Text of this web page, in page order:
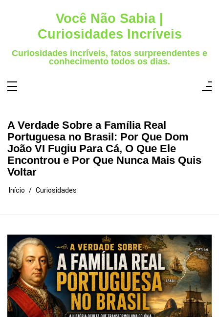
Você Não Sabia |
Curiosidades Incríveis
Curiosidades incríveis, fatos surpreendentes e
conhecimento todos os dias.
A Verdade Sobre a Família Real
Portuguesa no Brasil: Por Que Dom
João VI Fugiu Para Cá, O Que Ele
Encontrou e Por Que Nunca Mais Quis
Voltar
Início Curiosidades